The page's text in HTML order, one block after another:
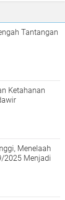
Tantangan
Ketahanan
Menelaah
2025 Menjadi